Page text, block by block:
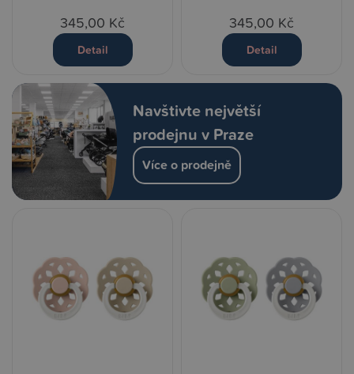
Navštivte největší
prodejnu v Praze
Více o prodejně
345,00 Kč
Detail
345,00 Kč
Detail